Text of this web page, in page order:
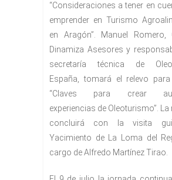
“Consideraciones a tener en
emprender en Turismo
en Aragón”. Manuel Romero,
Dinamiza Asesores y
secretaría técnica de
España, tomará el relevo
“Claves para crear
experiencias de Oleoturismo”.
concluirá con la visita
Yacimiento de La Loma del
cargo de Alfredo Martínez Tirao.